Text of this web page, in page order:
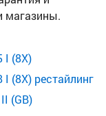
магазины.
I (8X)
(8X) рестайлинг
(GB)